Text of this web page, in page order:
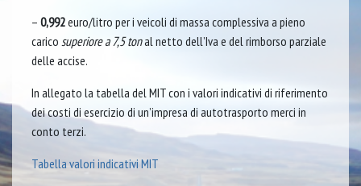
– 0,992euro/litro per i veicoli di massa complessiva a pieno
carico superiore a 7,5 tonal netto dell’Iva e del rimborso parziale
delle accise.
In allegato la tabella del MIT con i valori indicativi di riferimento
dei costi di esercizio di un’impresa di autotrasporto merci in
conto terzi.
Tabella valori indicativi MIT